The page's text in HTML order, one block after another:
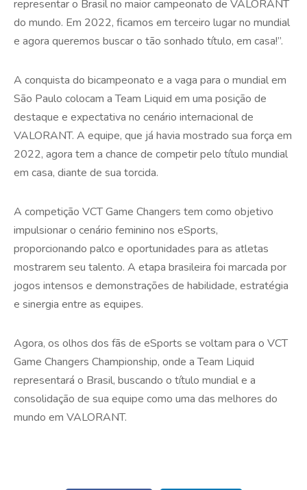
representar o Brasil no maior campeonato de VALORANT
do mundo. Em 2022, ficamos em terceiro lugar no mundial
e agora queremos buscar o tão sonhado título, em casa!”.
A conquista do bicampeonato e a vaga para o mundial em
São Paulo colocam a Team Liquid em uma posição de
destaque e expectativa no cenário internacional de
VALORANT. A equipe, que já havia mostrado sua força em
2022, agora tem a chance de competir pelo título mundial
em casa, diante de sua torcida.
A competição VCT Game Changers tem como objetivo
impulsionar o cenário feminino nos eSports,
proporcionando palco e oportunidades para as atletas
mostrarem seu talento. A etapa brasileira foi marcada por
jogos intensos e demonstrações de habilidade, estratégia
e sinergia entre as equipes.
Agora, os olhos dos fãs de eSports se voltam para o VCT
Game Changers Championship, onde a Team Liquid
representará o Brasil, buscando o título mundial e a
consolidação de sua equipe como uma das melhores do
mundo em VALORANT.